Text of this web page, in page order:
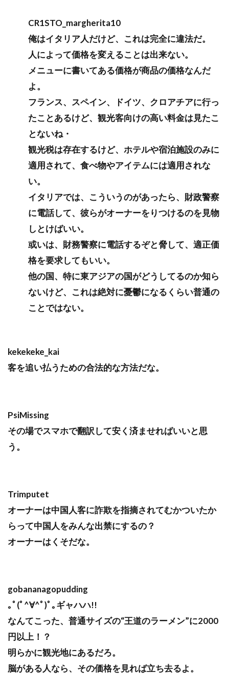
CR1STO_margherita10
俺はイタリア人だけど、これは完全に違法だ。
人によって価格を変えることは出来ない。
メニューに書いてある価格が商品の価格なんだ
よ。
フランス、スペイン、ドイツ、クロアチアに行っ
たことあるけど、観光客向けの高い料金は見たこ
とないね・
観光税は存在するけど、ホテルや宿泊施設のみに
適用されて、食べ物やアイテムには適用されな
い。
イタリアでは、こういうのがあったら、財政警察
に電話して、彼らがオーナーをりつけるのを見物
しとけばいい。
或いは、財務警察に電話するぞと脅して、適正価
格を要求してもいい。
他の国、特に東アジアの国がどうしてるのか知ら
ないけど、これは絶対に憂鬱になるくらい普通の
ことではない。
kekekeke_kai
客を追い払うための合法的な方法だな。
PsiMissing
その場でスマホで翻訳して安く済ませればいいと思
う。
Trimputet
オーナーは中国人客に詐欺を指摘されてむかついたか
らって中国人をみんな出禁にするの？
オーナーはくそだな。
gobananagopudding
｡ﾟ(ﾟ^∀^ﾟ)ﾟ｡ギャハハ!!
なんてこった、普通サイズの“王道のラーメン”に2000
円以上！？
明らかに観光地にあるだろ。
脳がある人なら、その価格を見れば立ち去るよ。